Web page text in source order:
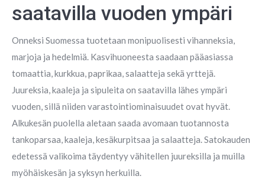
saatavilla vuoden ympäri
Onneksi Suomessa tuotetaan monipuolisesti vihanneksia,
marjoja ja hedelmiä. Kasvihuoneesta saadaan pääasiassa
tomaattia, kurkkua, paprikaa, salaatteja sekä yrttejä.
Juureksia, kaaleja ja sipuleita on saatavilla lähes ympäri
vuoden, sillä niiden varastointiominaisuudet ovat hyvät.
Alkukesän puolella aletaan saada avomaan tuotannosta
tankoparsaa, kaaleja, kesäkurpitsaa ja salaatteja. Satokauden
edetessä valikoima täydentyy vähitellen juureksilla ja muilla
myöhäiskesän ja syksyn herkuilla.